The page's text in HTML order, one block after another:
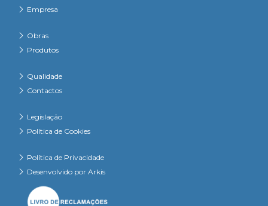
Empresa
Obras
Produtos
Qualidade
Contactos
Legislação
Política de Cookies
Política de Privacidade
Desenvolvido por Arkis